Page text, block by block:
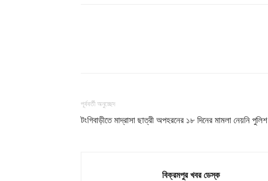
পূর্ববর্তী অনুচ্ছেদ
টংগিবাড়ীতে মাদ্রাসা ছাত্রী অপহরনের ১৮ দিনের মামলা নেয়নি পুলিশ
বিক্রমপুর খবর ডেস্ক